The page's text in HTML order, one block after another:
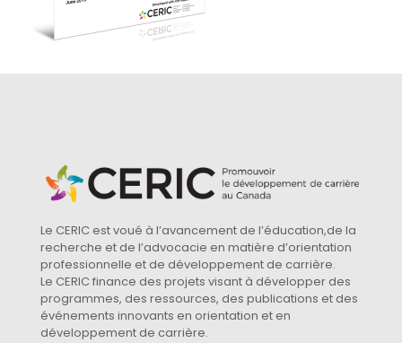
Le CERIC est voué à l’avancement de l’éducation,de la
recherche et de l’advocacie en matière d’orientation
professionnelle et de développement de carrière.
Le CERIC finance des projets visant à développer des
programmes, des ressources, des publications et des
événements innovants en orientation et en
développement de carrière.